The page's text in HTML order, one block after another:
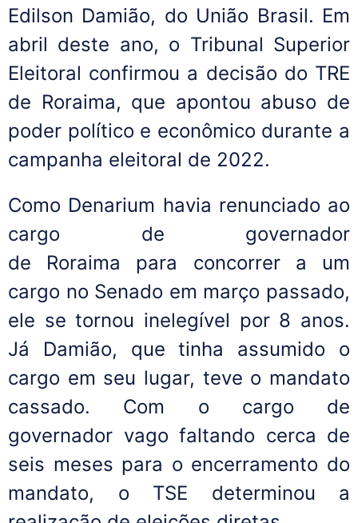
Edilson Damião, do União Brasil. Em
abril deste ano, o Tribunal Superior
Eleitoral confirmou a decisão do TRE
de Roraima, que apontou abuso de
poder político e econômico durante a
campanha eleitoral de 2022.
Como Denarium havia renunciado ao
cargo de governador
de Roraima para concorrer a um
cargo no Senado em março passado,
ele se tornou inelegível por 8 anos.
Já Damião, que tinha assumido o
cargo em seu lugar, teve o mandato
cassado. Com o cargo de
governador vago faltando cerca de
seis meses para o encerramento do
mandato, o TSE determinou a